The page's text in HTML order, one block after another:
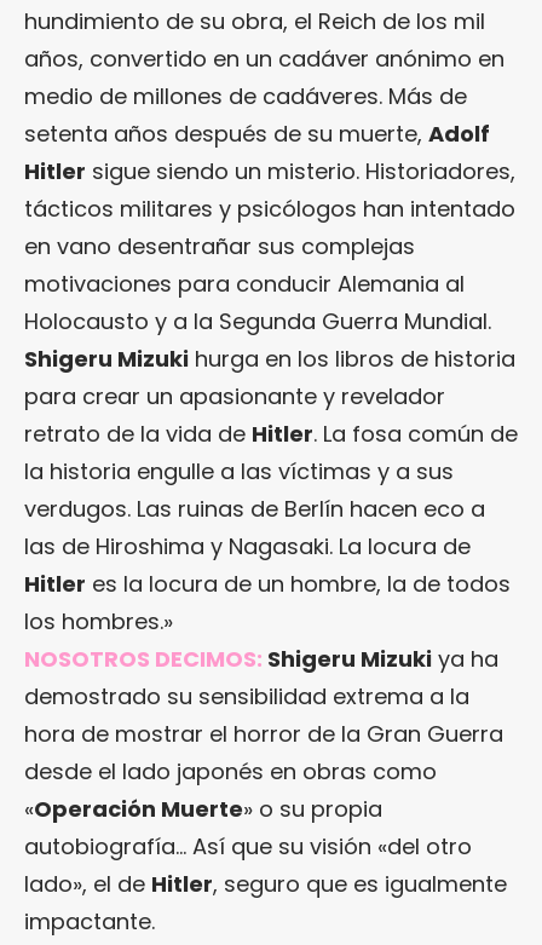
hundimiento de su obra, el Reich de los mil
años, convertido en un cadáver anónimo en
medio de millones de cadáveres. Más de
setenta años después de su muerte, Adolf
Hitler sigue siendo un misterio. Historiadores,
tácticos militares y psicólogos han intentado
en vano desentrañar sus complejas
motivaciones para conducir Alemania al
Holocausto y a la Segunda Guerra Mundial.
Shigeru Mizuki hurga en los libros de historia
para crear un apasionante y revelador
retrato de la vida de Hitler. La fosa común de
la historia engulle a las víctimas y a sus
verdugos. Las ruinas de Berlín hacen eco a
las de Hiroshima y Nagasaki. La locura de
Hitler es la locura de un hombre, la de todos
los hombres.»
NOSOTROS DECIMOS: Shigeru Mizuki ya ha
demostrado su sensibilidad extrema a la
hora de mostrar el horror de la Gran Guerra
desde el lado japonés en obras como
«Operación Muerte» o su propia
autobiografía… Así que su visión «del otro
lado», el de Hitler, seguro que es igualmente
impactante.